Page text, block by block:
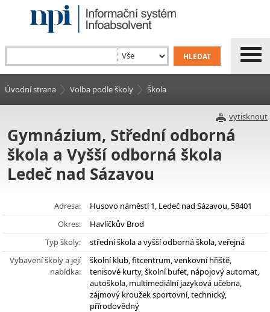
Úvodní strana Volba podle školy Škola
vytisknout
Gymnázium, Střední odborná
škola a Vyšší odborná škola
Ledeč nad Sázavou
Adresa:
Husovo náměstí 1, Ledeč nad Sázavou, 58401
Okres:
Havlíčkův Brod
Typ školy:
střední škola a vyšší odborná škola, veřejná
Vybavení školy a její
nabídka:
školní klub, fitcentrum, venkovní hřiště,
tenisové kurty, školní bufet, nápojový automat,
autoškola, multimediální jazyková učebna,
zájmový kroužek sportovní, technický,
přírodovědný